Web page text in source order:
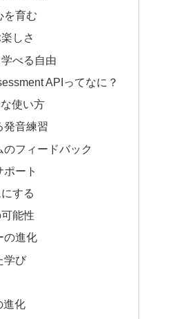
を育む
しさ
べる自由
APIってなに？
使い方
発音練習
のフィードバック
ート
する
能性
の進化
学び
進化